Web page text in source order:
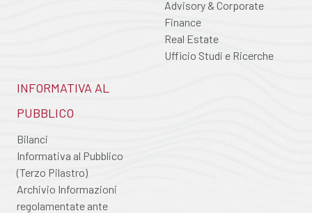
Advisory & Corporate
Finance
Real Estate
Ufficio Studi e Ricerche
INFORMATIVA AL
PUBBLICO
Bilanci
Informativa al Pubblico
(Terzo Pilastro)
Archivio Informazioni
regolamentate ante